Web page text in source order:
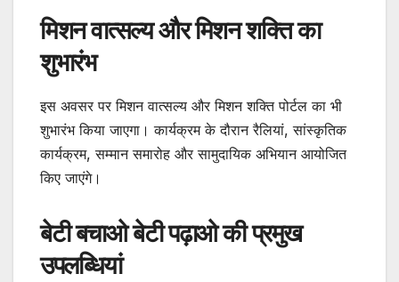
मिशन वात्सल्य और मिशन शक्ति का
शुभारंभ
इस अवसर पर मिशन वात्सल्य और मिशन शक्ति पोर्टल का भी
शुभारंभ किया जाएगा। कार्यक्रम के दौरान रैलियां, सांस्कृतिक
कार्यक्रम, सम्मान समारोह और सामुदायिक अभियान आयोजित
किए जाएंगे।
बेटी बचाओ बेटी पढ़ाओ की प्रमुख
उपलब्धियां